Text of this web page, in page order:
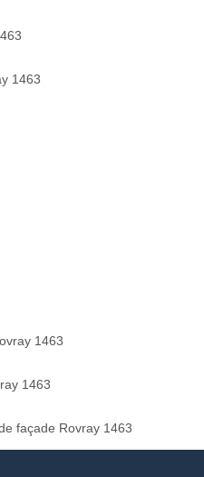
1463
1463
1463
façade Rovray 1463